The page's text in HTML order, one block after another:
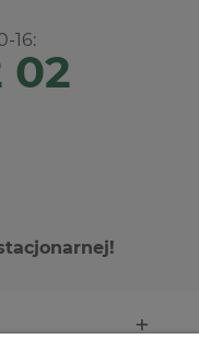
16:
02